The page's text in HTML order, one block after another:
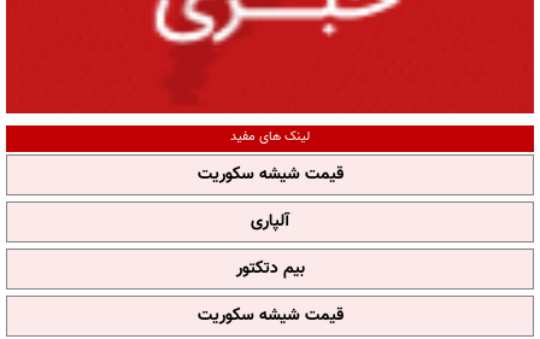
لینک های مفید
قیمت شیشه سکوریت
آلپاری
بیم دتکتور
قیمت شیشه سکوریت